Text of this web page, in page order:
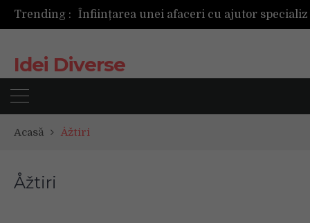
Trending :
Idei Diverse
Acasă Åžtiri
Åžtiri